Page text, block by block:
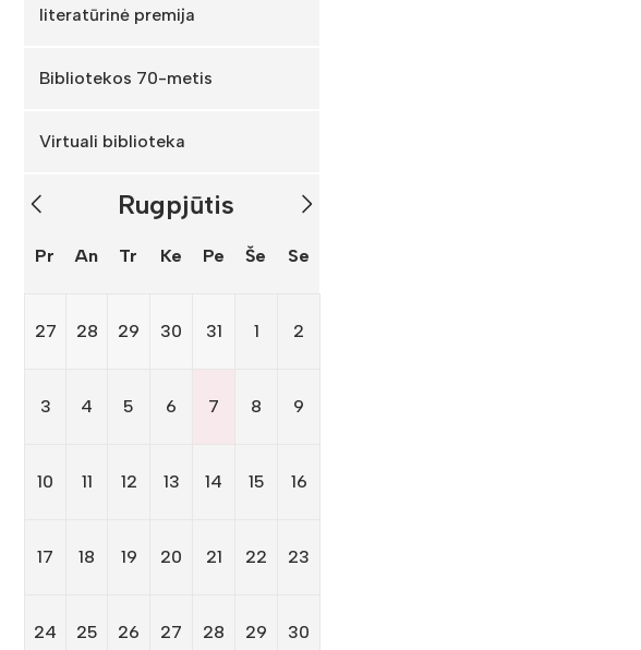
literatūrinė premija
Bibliotekos 70-metis
Virtuali biblioteka
Rugpjūtis
Pr An Tr Ke Pe Še Se
27 28 29 30 31 1 2
3 4 5 6 7 8 9
10 11 12 13 14 15 16
17 18 19 20 21 22 23
24 25 26 27 28 29 30